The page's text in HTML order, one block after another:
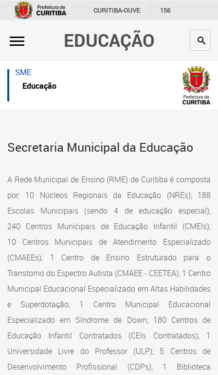
CURITIBA-OUVE 156
INFORMAÇÃO SECRETARIAS
EDUCAÇÃO
×
Inicial
Secretaria
Profissionais da educação
Contato
úteis
Portal da Prefeitura de Curitiba
Cadastramento Escolar
Cadastro Online
Portal ICS Instituto Curitiba de
Portal Aprendere
Portal do Servidor
×
Inicial
Inicial
Secretaria
Crianças e estudantes
Contato
Estrutura da Secretaria
Estrutura da Secretaria
Superintendência Executiva
Departamento de Logística
Departamento de Logística
Gerência de Almoxarifado
Gerência de Aquisição e
SME
Educação
Secretaria Municipal da Educação
A Rede Municipal de Ensino (RME) de Curitiba é composta
por: 10 Núcleos Regionais da Educação (NREs); 188
Escolas Municipais (sendo 4 de educação especial);
240 Centros Municipais de Educação Infantil (CMEIs);
10 Centros Municipais de Atendimento Especializado
(CMAEEs); 1 Centro de Ensino Estruturado para o
Transtorno do Espectro Autista (CMAEE - CEETEA); 1 Centro
Municipal Educacional Especializado em Altas Habilidades
e Superdotação; 1 Centro Municipal Educacional
Especializado em Síndrome de Down; 180 Centros de
Educação Infantil Contratados (CEIs Contratados); 1
Universidade Livre do Professor (ULP); 5 Centros de
Desenvolvimento Profissional (CDPs); 1 Biblioteca